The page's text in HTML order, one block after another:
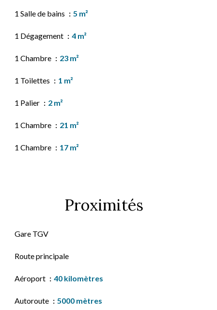
1 Salle de bains 5 m²
1 Dégagement 4 m²
1 Chambre 23 m²
1 Toilettes 1 m²
1 Palier 2 m²
1 Chambre 21 m²
1 Chambre 17 m²
Proximités
Gare TGV
Route principale
Aéroport 40 kilomètres
Autoroute 5000 mètres